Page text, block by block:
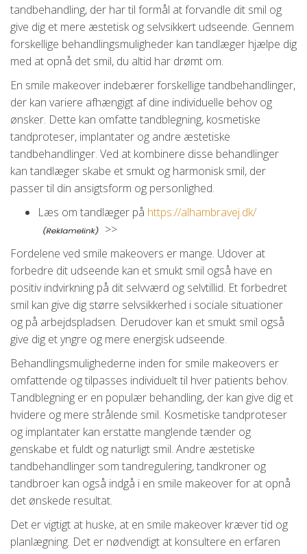
tandbehandling, der har til formål at forvandle dit smil og
give dig et mere æstetisk og selvsikkert udseende. Gennem
forskellige behandlingsmuligheder kan tandlæger hjælpe dig
med at opnå det smil, du altid har drømt om.
En smile makeover indebærer forskellige tandbehandlinger,
der kan variere afhængigt af dine individuelle behov og
ønsker. Dette kan omfatte tandblegning, kosmetiske
tandproteser, implantater og andre æstetiske
tandbehandlinger. Ved at kombinere disse behandlinger
kan tandlæger skabe et smukt og harmonisk smil, der
passer til din ansigtsform og personlighed.
Læs om tandlæger på https://alhambravej.dk/
>>
Fordelene ved smile makeovers er mange. Udover at
forbedre dit udseende kan et smukt smil også have en
positiv indvirkning på dit selvværd og selvtillid. Et forbedret
smil kan give dig større selvsikkerhed i sociale situationer
og på arbejdspladsen. Derudover kan et smukt smil også
give dig et yngre og mere energisk udseende.
Behandlingsmulighederne inden for smile makeovers er
omfattende og tilpasses individuelt til hver patients behov.
Tandblegning er en populær behandling, der kan give dig et
hvidere og mere strålende smil. Kosmetiske tandproteser
og implantater kan erstatte manglende tænder og
genskabe et fuldt og naturligt smil. Andre æstetiske
tandbehandlinger som tandregulering, tandkroner og
tandbroer kan også indgå i en smile makeover for at opnå
det ønskede resultat.
Det er vigtigt at huske, at en smile makeover kræver tid og
planlægning. Det er nødvendigt at konsultere en erfaren